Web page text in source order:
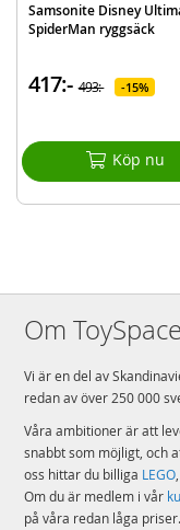
Samsonite Disney
SpiderMan ryggsäck
417:- 493:- 15%
Köp nu
Om ToySpace
Vi är en del av
redan av över 250 000
Våra ambitioner är att
snabbt som möjligt, och
oss hittar du billiga LEGO,
Om du är medlem i vår
på våra redan låga